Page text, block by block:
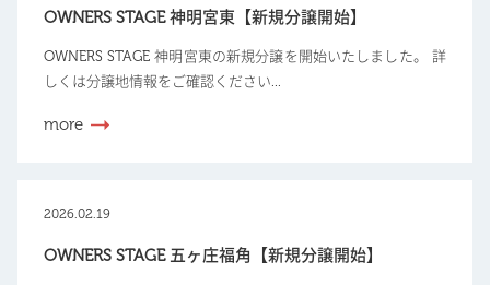
OWNERS STAGE 神明宮東【新規分譲開始】
OWNERS STAGE 神明宮東の新規分譲を開始いたしました。 詳
しくは分譲地情報をご確認ください...
more
2026.02.19
OWNERS STAGE 五ヶ庄福角【新規分譲開始】